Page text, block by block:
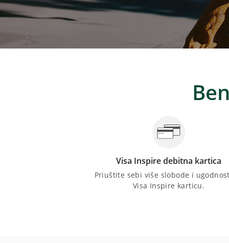
Visa Inspire debitna kartica
Priuštite sebi više slobode i
Visa Inspire karticu.